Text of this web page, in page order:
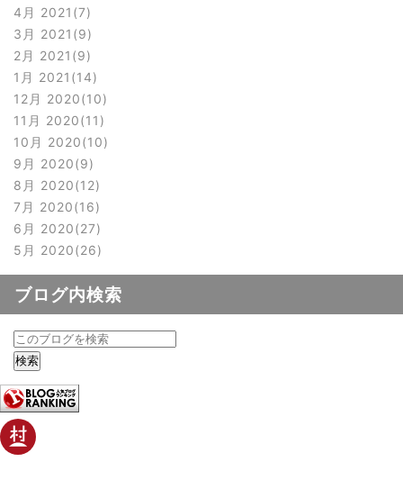
4月 2021 7
3月 2021 9
2月 2021 9
1月 2021 14
12月 2020 10
11月 2020 11
10月 2020 10
9月 2020 9
8月 2020 12
7月 2020 16
6月 2020 27
5月 2020 26
ブログ内検索